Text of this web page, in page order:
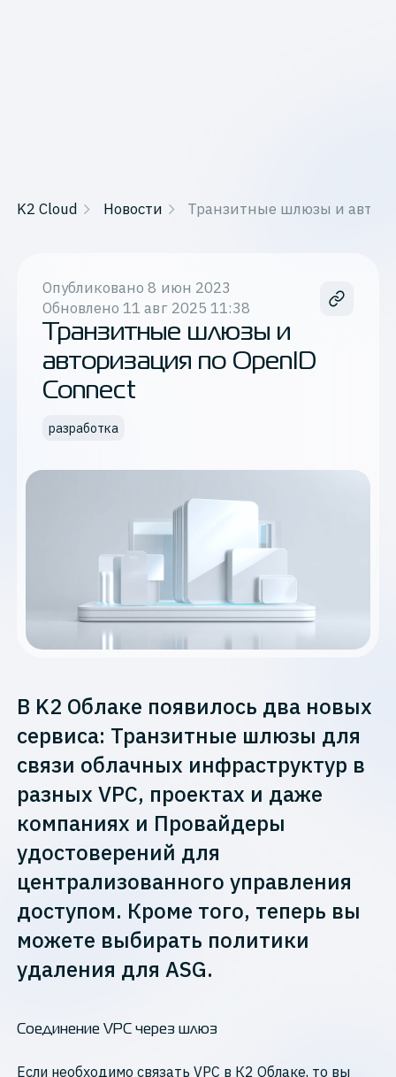
K2 Cloud Новости Транзитные шлюзы и
Опубликовано8 июн 2023
Обновлено 11 авг 2025 11:38
Транзитные шлюзы и
авторизация по OpenID
Connect
разработка
В K2 Облаке появилось два новых
сервиса: Транзитные шлюзы для
связи облачных инфраструктур в
разных VPC, проектах и даже
компаниях и Провайдеры
удостоверений для
централизованного управления
доступом. Кроме того, теперь вы
можете выбирать политики
удаления для ASG.
Соединение VPC через шлюз
Если необходимо связать VPC в К2 Облаке, то вы